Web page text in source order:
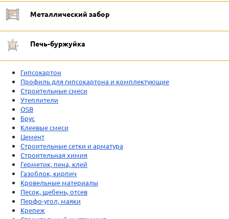
Металлический забор
Печь-буржуйка
Гипсокартон
Профиль для гипсокартона и комплектующие
Строительные смеси
Утеплители
OSB
Брус
Клеевые смеси
Цемент
Строительные сетки и арматура
Строительная химия
Герметик, пена, клей
Газоблок, кирпич
Кровельные материалы
Песок, щебень, отсев
Перфо-угол, маяки
Крепеж